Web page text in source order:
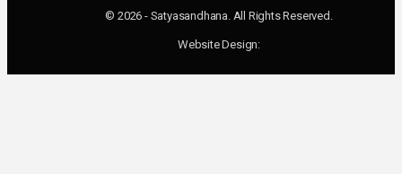
© 2026 - Satyasandhana. All Rights Reserved.
Website Design: